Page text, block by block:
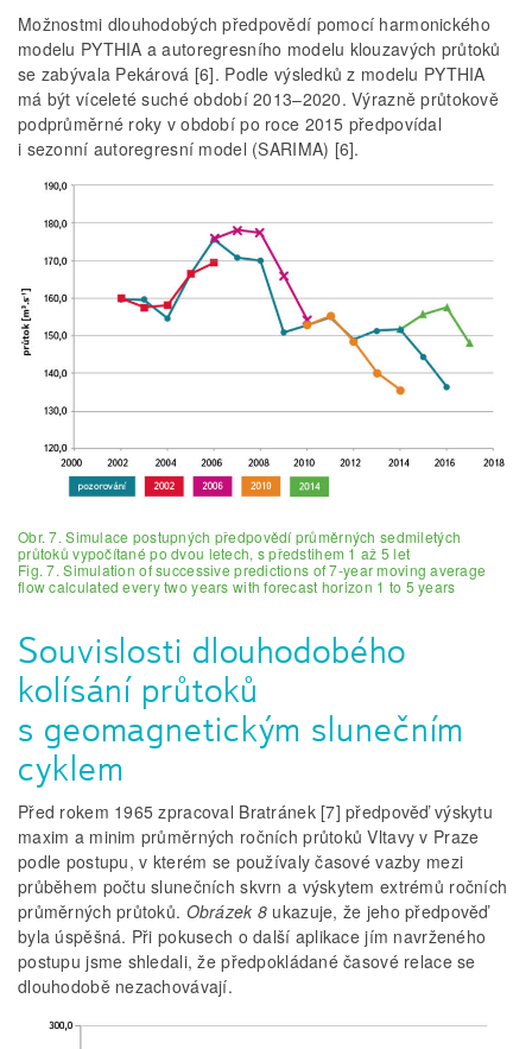
Možnostmi dlouhodobých předpovědí pomocí harmonického
modelu PYTHIA a autoregresního modelu klouzavých průtoků
se zabývala Pekárová [6]. Podle výsledků z modelu PYTHIA
má být víceleté suché období 2013–2020. Výrazně průtokově
podprůměrné roky v období po roce 2015 předpovídal
i sezonní autoregresní model (SARIMA) [6].
Obr. 7. Simulace postupných předpovědí průměrných sedmiletých
průtoků vypočítané po dvou letech, s předstihem 1 až 5 let
Fig. 7. Simulation of successive predictions of 7-year moving average
flow calculated every two years with forecast horizon 1 to 5 years
Souvislosti dlouhodobého
kolísání průtoků
s geomagnetickým slunečním
cyklem
Před rokem 1965 zpracoval Bratránek [7] předpověď výskytu
maxim a minim průměrných ročních průtoků Vltavy v Praze
podle postupu, v kterém se používaly časové vazby mezi
průběhem počtu slunečních skvrn a výskytem extrémů ročních
průměrných průtoků. Obrázek 8 ukazuje, že jeho předpověď
byla úspěšná. Při pokusech o další aplikace jím navrženého
postupu jsme shledali, že předpokládané časové relace se
dlouhodobě nezachovávají.